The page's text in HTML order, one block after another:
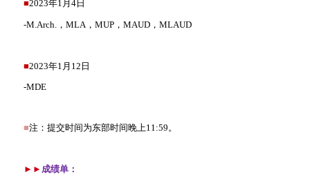
■2023年1月4日
-M.Arch.，MLA，MUP，MAUD，MLAUD
■2023年1月12日
-MDE
■注：提交时间为东部时间晚上11:59。
►► 成绩单：